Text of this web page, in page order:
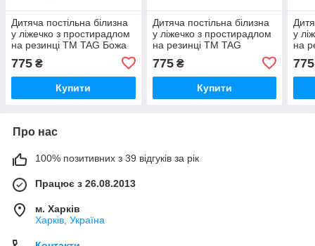
Дитяча постільна білизна
у ліжечко з простирадлом
на резинці ТМ TAG Божа
775 ₴
Купити
Дитяча постільна білизна
у ліжечко з простирадлом
на резинці ТМ TAG
775₴
Купити
у
на
775
Про нас
100% позитивних з 39 відгуків за рік
Працює з 26.08.2013
м. Харків
Харків, Україна